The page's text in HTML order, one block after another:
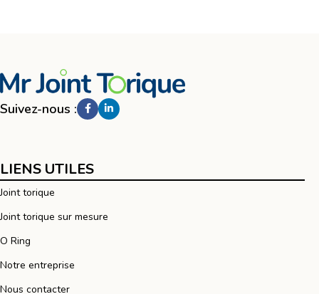
Suivez-nous :
LIENS UTILES
Joint torique
Joint torique sur mesure
O Ring
Notre entreprise
Nous contacter